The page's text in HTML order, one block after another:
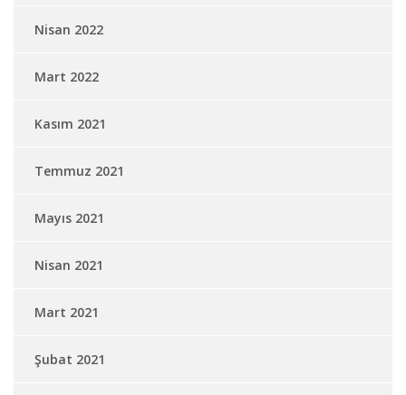
Nisan 2022
Mart 2022
Kasım 2021
Temmuz 2021
Mayıs 2021
Nisan 2021
Mart 2021
Şubat 2021